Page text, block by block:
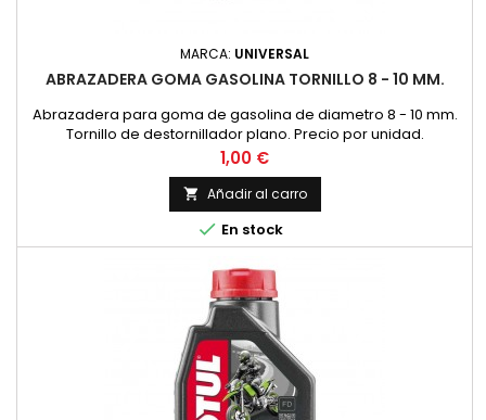
MARCA: UNIVERSAL
ABRAZADERA GOMA GASOLINA TORNILLO 8 - 10 MM.
Abrazadera para goma de gasolina de diametro 8 - 10 mm.
Tornillo de destornillador plano. Precio por unidad.
Precio
1,00 €
 Añadir al carro
 En stock